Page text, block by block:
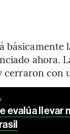
básicamente
ahora.
con
evalúa llevar